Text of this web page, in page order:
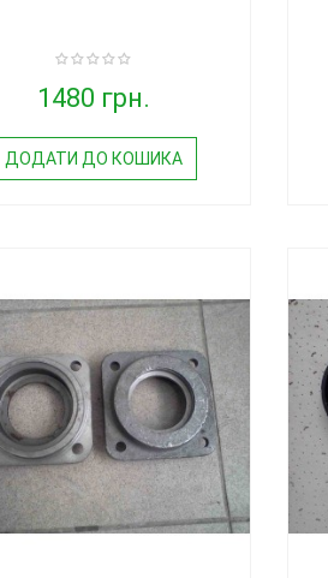
1480 грн.
ДОДАТИ ДО КОШИКА